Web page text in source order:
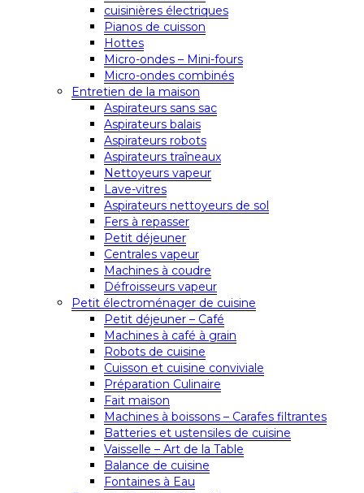
cuisinières électriques
Pianos de cuisson
Hottes
Micro-ondes – Mini-fours
Micro-ondes combinés
Entretien de la maison
Aspirateurs sans sac
Aspirateurs balais
Aspirateurs robots
Aspirateurs traîneaux
Nettoyeurs vapeur
Lave-vitres
Aspirateurs nettoyeurs de sol
Fers à repasser
Petit déjeuner
Centrales vapeur
Machines à coudre
Défroisseurs vapeur
Petit électroménager de cuisine
Petit déjeuner – Café
Machines à café à grain
Robots de cuisine
Cuisson et cuisine conviviale
Préparation Culinaire
Fait maison
Machines à boissons – Carafes filtrantes
Batteries et ustensiles de cuisine
Vaisselle – Art de la Table
Balance de cuisine
Fontaines à Eau